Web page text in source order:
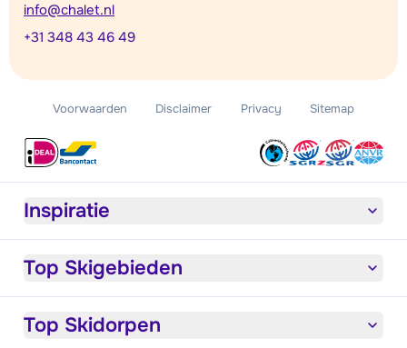
info@chalet.nl
+31 348 43 46 49
Voorwaarden Disclaimer Privacy Sitemap
Inspiratie
Top Skigebieden
Top Skidorpen